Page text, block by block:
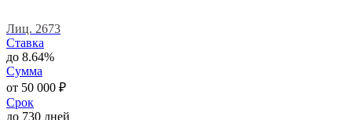
Лиц. 2673
Ставка
до 8.64%
Сумма
от 50 000 ₽
Срок
до 730 дней